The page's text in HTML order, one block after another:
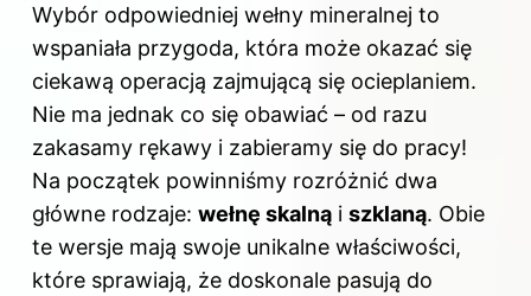
c
e
b
o
o
k
er
e
st
k
e
dI
n
d
di
t
m
bl
r
Wybór odpowiedniej wełny mineralnej to
wspaniała przygoda, która może okazać się
ciekawą operacją zajmującą się ocieplaniem.
Nie ma jednak co się obawiać – od razu
zakasamy rękawy i zabieramy się do pracy!
Na początek powinniśmy rozróżnić dwa
główne rodzaje: wełnę skalną i szklaną. Obie
te wersje mają swoje unikalne właściwości,
które sprawiają, że doskonale pasują do